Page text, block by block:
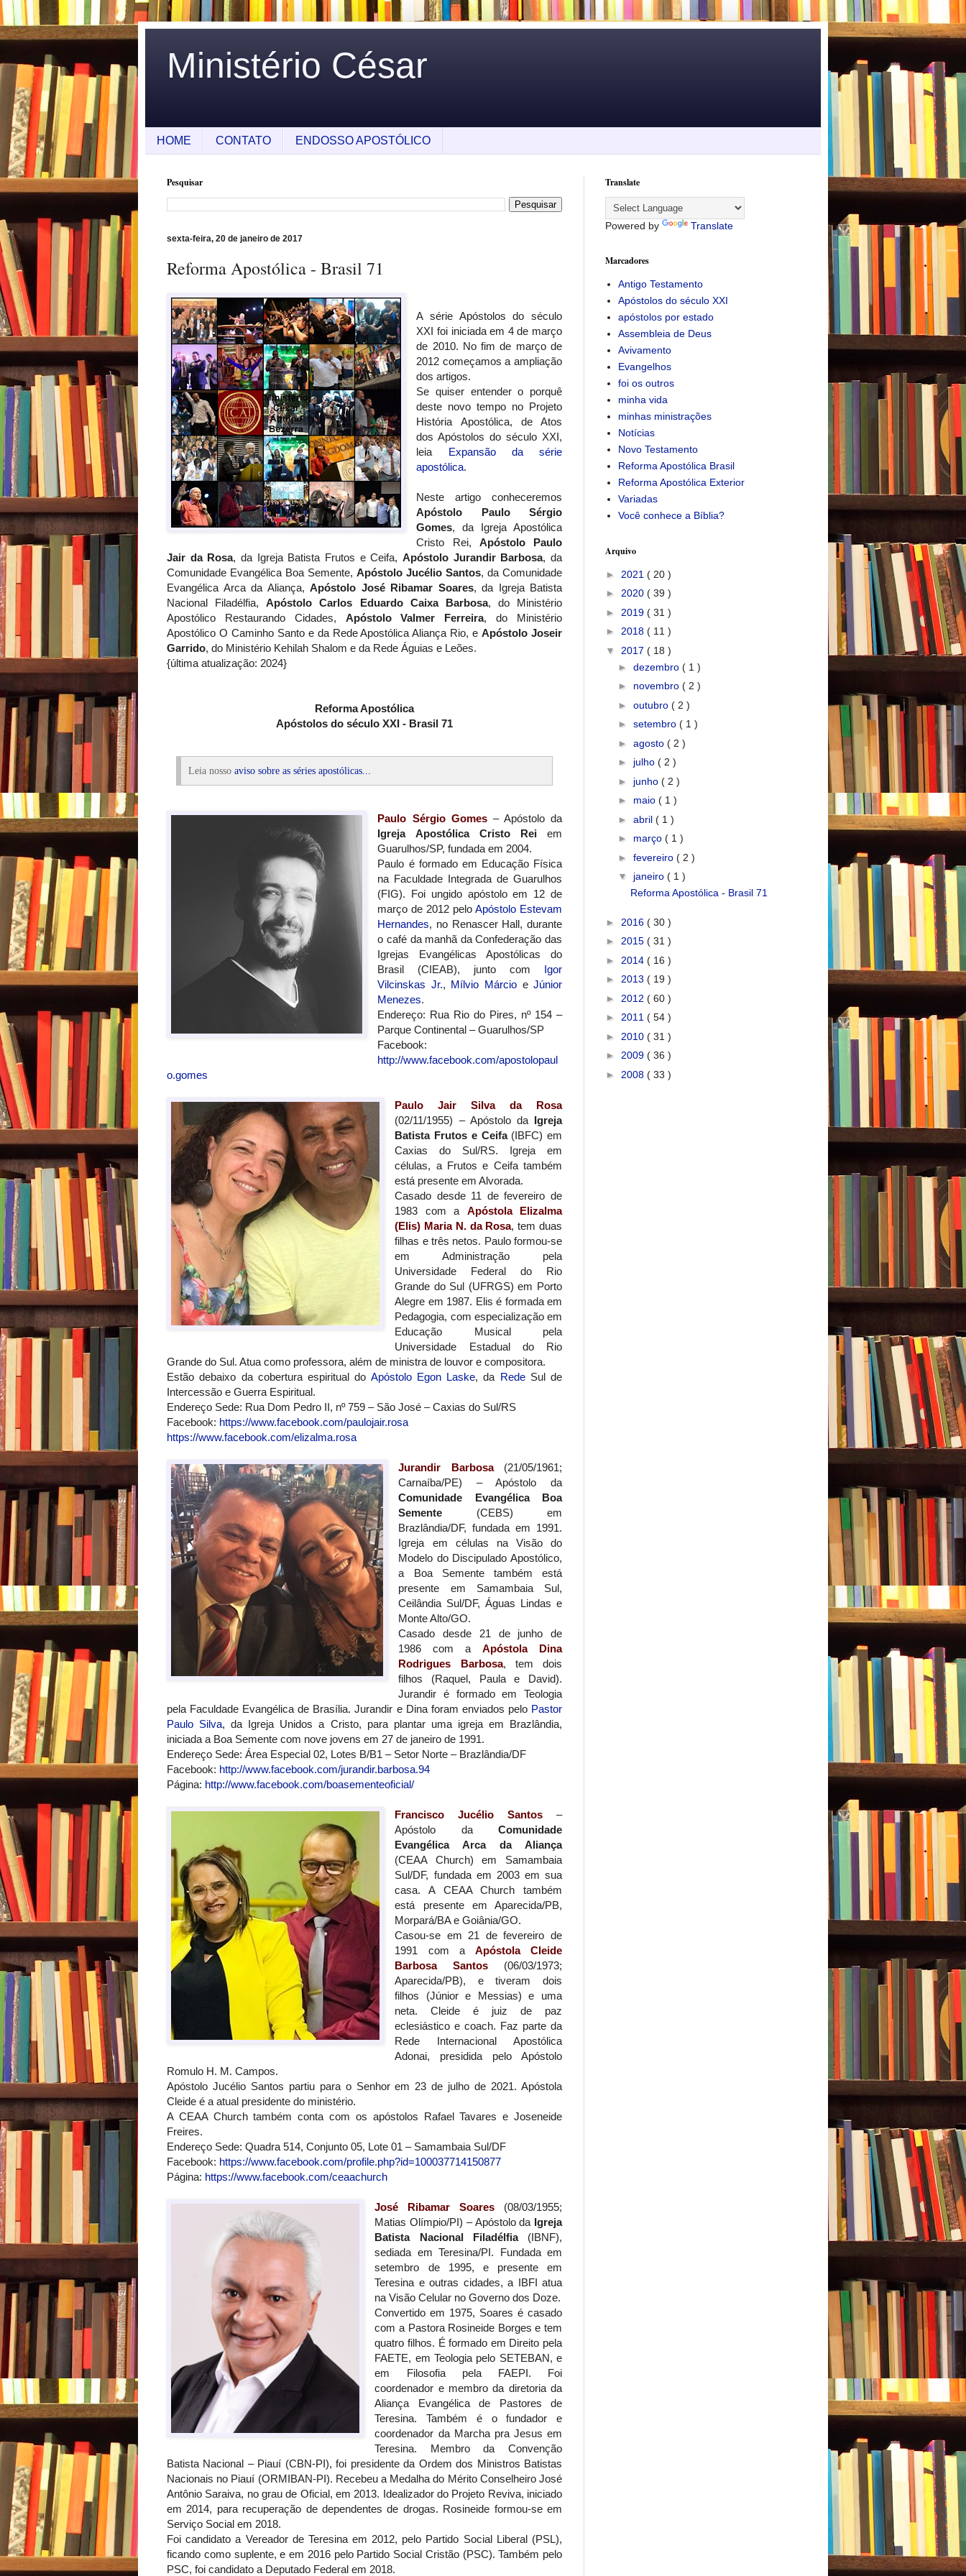
Ministério César
HOME CONTATO ENDOSSO APOSTÓLICO
Pesquisar
sexta-feira, 20 de janeiro de 2017
Reforma Apostólica - Brasil 71
A série Apóstolos do século
XXI foi iniciada em 4 de março
de 2010. No fim de março de
2012 começamos a ampliação
dos artigos.
Se quiser entender o porquê
deste novo tempo no Projeto
História Apostólica, de Atos
dos Apóstolos do século XXI,
leia Expansão da série
apostólica.
Neste artigo conheceremos
Apóstolo Paulo Sérgio
Gomes, da Igreja Apostólica
Cristo Rei, Apóstolo Paulo
Jair da Rosa, da Igreja Batista Frutos e Ceifa,Apóstolo Jurandir Barbosa, da
Comunidade Evangélica Boa Semente, Apóstolo Jucélio Santos, da Comunidade
Evangélica Arca da Aliança, Apóstolo José Ribamar Soares, da Igreja Batista
Nacional Filadélfia,Apóstolo Carlos Eduardo Caixa Barbosa, do Ministério
Apostólico Restaurando Cidades, Apóstolo Valmer Ferreira, do Ministério
Apostólico O Caminho Santo e da Rede Apostólica Aliança Rio, eApóstolo Joseir
Garrido, do Ministério Kehilah Shalom e da Rede Águias e Leões.
{última atualização: 2024}
Reforma Apostólica
Apóstolos do século XXI - Brasil 71
Leia nosso aviso sobre as séries apostólicas...
Paulo Sérgio Gomes– Apóstolo da
Igreja Apostólica Cristo Reiem
Guarulhos/SP, fundada em 2004.
Paulo é formado em Educação Física
na Faculdade Integrada de Guarulhos
(FIG). Foi ungido apóstolo em 12 de
março de 2012 peloApóstolo Estevam
Hernandes, no Renascer Hall, durante
o café da manhã da Confederação das
Igrejas Evangélicas Apostólicas do
Brasil (CIEAB), junto com Igor
Vilcinskas Jr., Mílvio MárcioeJúnior
Menezes.
Endereço: Rua Rio do Pires, nº 154 –
Parque Continental – Guarulhos/SP
Facebook:
http://www.facebook.com/apostolopaul
o.gomes
Paulo Jair Silva da Rosa
(02/11/1955) – Apóstolo da Igreja
Batista Frutos e Ceifa(IBFC) em
Caxias do Sul/RS. Igreja em
células, a Frutos e Ceifa também
está presente em Alvorada.
Casado desde 11 de fevereiro de
1983 com a Apóstola Elizalma
(Elis) Maria N. da Rosa, tem duas
filhas e três netos. Paulo formou-se
em Administração pela
Universidade Federal do Rio
Grande do Sul (UFRGS) em Porto
Alegre em 1987. Elis é formada em
Pedagogia, com especialização em
Educação Musical pela
Universidade Estadual do Rio
Grande do Sul. Atua como professora, além de ministra de louvor e compositora.
Estão debaixo da cobertura espiritual do Apóstolo Egon Laske, da RedeSul de
Intercessão e Guerra Espiritual.
Endereço Sede: Rua Dom Pedro II, nº 759 – São José – Caxias do Sul/RS
Facebook: https://www.facebook.com/paulojair.rosa
https://www.facebook.com/elizalma.rosa
Jurandir Barbosa(21/05/1961;
Carnaíba/PE) – Apóstolo da
Comunidade Evangélica Boa
Semente (CEBS) em
Brazlândia/DF, fundada em 1991.
Igreja em células na Visão do
Modelo do Discipulado Apostólico,
a Boa Semente também está
presente em Samambaia Sul,
Ceilândia Sul/DF, Águas Lindas e
Monte Alto/GO.
Casado desde 21 de junho de
1986 com aApóstola Dina
Rodrigues Barbosa, tem dois
filhos (Raquel, Paula e David).
Jurandir é formado em Teologia
pela Faculdade Evangélica de Brasília. Jurandir e Dina foram enviados pelo Pastor
Paulo Silva, da Igreja Unidos a Cristo, para plantar uma igreja em Brazlândia,
iniciada a Boa Semente com nove jovens em 27 de janeiro de 1991.
Endereço Sede: Área Especial 02, Lotes B/B1 – Setor Norte – Brazlândia/DF
Facebook: http://www.facebook.com/jurandir.barbosa.94
Página: http://www.facebook.com/boasementeoficial/
Francisco Jucélio Santos –
Apóstolo da Comunidade
Evangélica Arca da Aliança
(CEAA Church) em Samambaia
Sul/DF, fundada em 2003 em sua
casa. A CEAA Church também
está presente em Aparecida/PB,
Morpará/BA e Goiânia/GO.
Casou-se em 21 de fevereiro de
1991 com a Apóstola Cleide
Barbosa Santos (06/03/1973;
Aparecida/PB), e tiveram dois
filhos (Júnior e Messias) e uma
neta. Cleide é juiz de paz
eclesiástico e coach. Faz parte da
Rede Internacional Apostólica
Adonai, presidida pelo Apóstolo
Romulo H. M. Campos.
Apóstolo Jucélio Santos partiu para o Senhor em 23 de julho de 2021. Apóstola
Cleide é a atual presidente do ministério.
A CEAA Church também conta com os apóstolos Rafael Tavares e Joseneide
Freires.
Endereço Sede: Quadra 514, Conjunto 05, Lote 01 – Samambaia Sul/DF
Facebook: https://www.facebook.com/profile.php?id=100037714150877
Página: https://www.facebook.com/ceaachurch
José Ribamar Soares (08/03/1955;
Matias Olímpio/PI) – Apóstolo da Igreja
Batista Nacional Filadélfia(IBNF),
sediada em Teresina/PI. Fundada em
setembro de 1995, e presente em
Teresina e outras cidades, a IBFI atua
na Visão Celular no Governo dos Doze.
Convertido em 1975, Soares é casado
com a Pastora Rosineide Borges e tem
quatro filhos. É formado em Direito pela
FAETE, em Teologia pelo SETEBAN, e
em Filosofia pela FAEPI. Foi
coordenador e membro da diretoria da
Aliança Evangélica de Pastores de
Teresina. Também é o fundador e
coordenador da Marcha pra Jesus em
Teresina. Membro da Convenção
Batista Nacional – Piauí (CBN-PI), foi presidente da Ordem dos Ministros Batistas
Nacionais no Piauí (ORMIBAN-PI). Recebeu a Medalha do Mérito Conselheiro José
Antônio Saraiva, no grau de Oficial, em 2013. Idealizador do Projeto Reviva, iniciado
em 2014, para recuperação de dependentes de drogas. Rosineide formou-se em
Serviço Social em 2018.
Foi candidato a Vereador de Teresina em 2012, pelo Partido Social Liberal (PSL),
ficando como suplente, e em 2016 pelo Partido Social Cristão (PSC). Também pelo
PSC, foi candidato a Deputado Federal em 2018.
Translate
Powered by Translate
Marcadores
Antigo Testamento
Apóstolos do século XXI
apóstolos por estado
Assembleia de Deus
Avivamento
Evangelhos
foi os outros
minha vida
minhas ministrações
Notícias
Novo Testamento
Reforma Apostólica Brasil
Reforma Apostólica Exterior
Variadas
Você conhece a Bíblia?
Arquivo
► 2021 ( 20 )
► 2020 ( 39 )
► 2019 ( 31 )
► 2018 ( 11 )
▼ 2017 ( 18 )
► dezembro ( 1 )
► novembro ( 2 )
► outubro ( 2 )
► setembro ( 1 )
► agosto ( 2 )
► julho ( 2 )
► junho ( 2 )
► maio ( 1 )
► abril ( 1 )
► março ( 1 )
► fevereiro ( 2 )
▼ janeiro ( 1 )
Reforma Apostólica - Brasil 71
► 2016 ( 30 )
► 2015 ( 31 )
► 2014 ( 16 )
► 2013 ( 19 )
► 2012 ( 60 )
► 2011 ( 54 )
► 2010 ( 31 )
► 2009 ( 36 )
► 2008 ( 33 )